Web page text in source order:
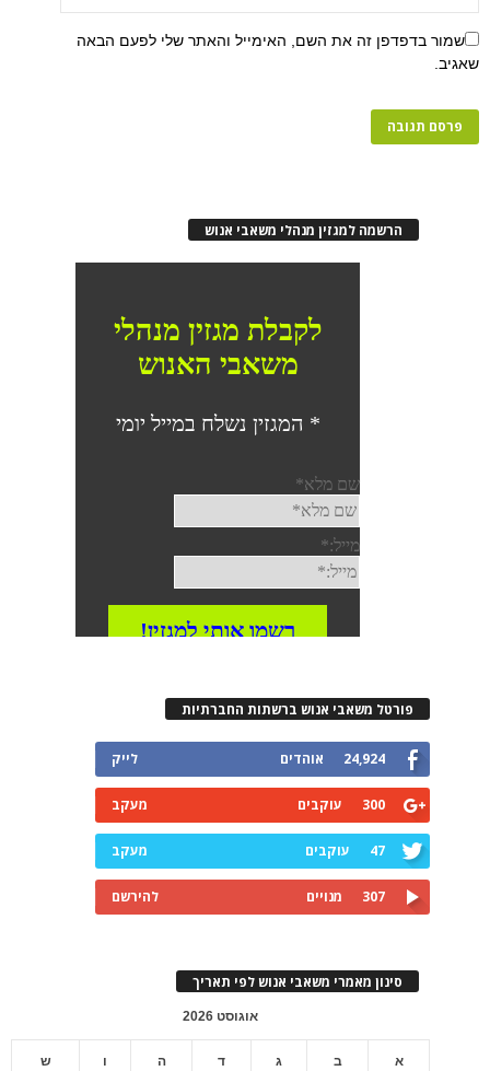
שמור בדפדפן זה את השם, האימייל והאתר שלי לפעם הבאה
שאגיב.
הרשמה למגזין מנהלי משאבי אנוש
פורטל משאבי אנוש ברשתות החברתיות
24,924 אוהדים לייק
300 עוקבים מעקב
47 עוקבים מעקב
307 מנויים להירשם
סינון מאמרי משאבי אנוש לפי תאריך
אוגוסט 2026
א ב ג ד ה ו ש